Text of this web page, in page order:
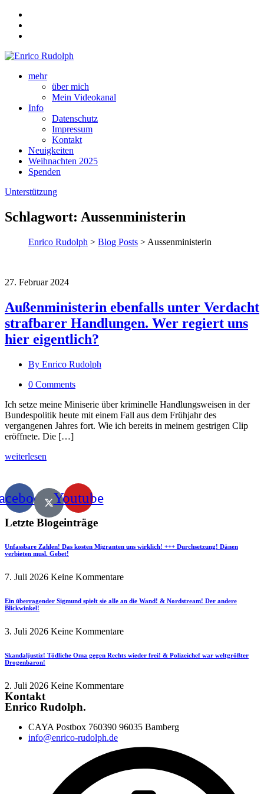
mehr
über mich
Mein Videokanal
Info
Datenschutz
Impressum
Kontakt
Neuigkeiten
Weihnachten 2025
Spenden
Unterstützung
Schlagwort: Aussenministerin
Enrico Rudolph > Blog Posts > Aussenministerin
27. Februar 2024
Außenministerin ebenfalls unter Verdacht
strafbarer Handlungen. Wer regiert uns
hier eigentlich?
By Enrico Rudolph
0 Comments
Ich setze meine Miniserie über kriminelle Handlungsweisen in der
Bundespolitik heute mit einem Fall aus dem Frühjahr des
vergangenen Jahres fort. Wie ich bereits in meinem gestrigen Clip
eröffnete. Die […]
weiterlesen
Youtube
Letzte Blogeinträge
Unfassbare Zahlen! Das kosten Migranten uns wirklich! +++ Durchsetzung! Dänen
verbieten musl. Gebet!
7. Juli 2026 Keine Kommentare
Ein überragender Sigmund spielt sie alle an die Wand! & Nordstream! Der andere
Blickwinkel!
3. Juli 2026 Keine Kommentare
Skandaljustiz! Tödliche Oma gegen Rechts wieder frei! & Polizeichef war weltgrößter
Drogenbaron!
2. Juli 2026 Keine Kommentare
Kontakt
Enrico Rudolph.
CAYA Postbox 760390 96035 Bamberg
info@enrico-rudolph.de